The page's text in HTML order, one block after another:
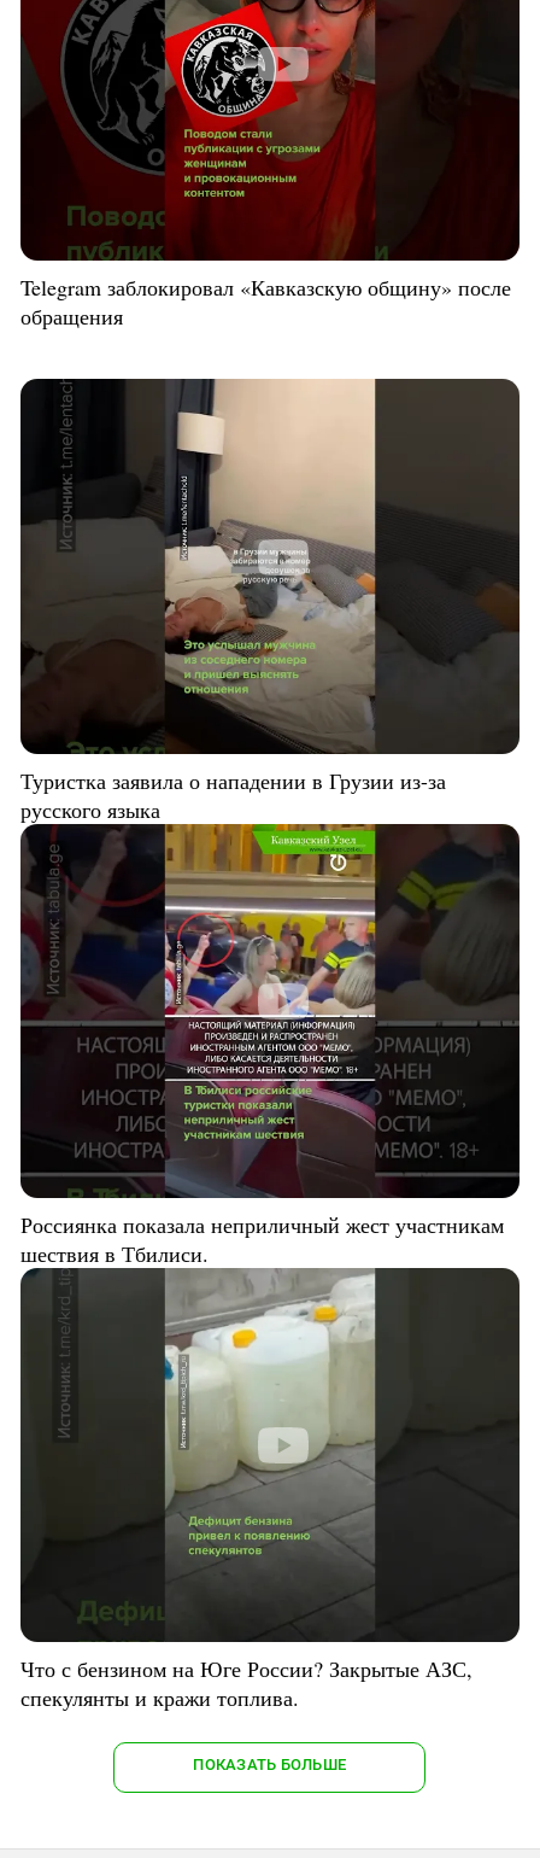
Telegram заблокировал «Кавказскую общину» после
обращения
Туристка заявила о нападении в Грузии из-за
русского языка
Россиянка показала неприличный жест участникам
шествия в Тбилиси.
Что с бензином на Юге России? Закрытые АЗС,
спекулянты и кражи топлива.
ПОКАЗАТЬ БОЛЬШЕ